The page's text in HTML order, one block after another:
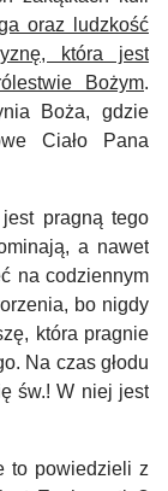
oraz ludzkość
która jest
Bożym.
Boża, gdzie
Ciało Pana
pragną tego
a nawet
na codziennym
bo nigdy
która pragnie
Na czas głodu
św.! W niej jest
powiedzieli z